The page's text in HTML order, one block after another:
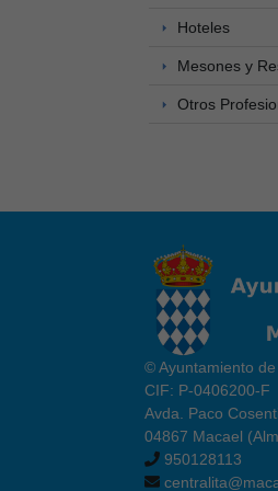
Hoteles
Mesones y
Otros
© Ayuntamiento
CIF: P-0406200-F
Avda. Paco
04867 Macael
950128113